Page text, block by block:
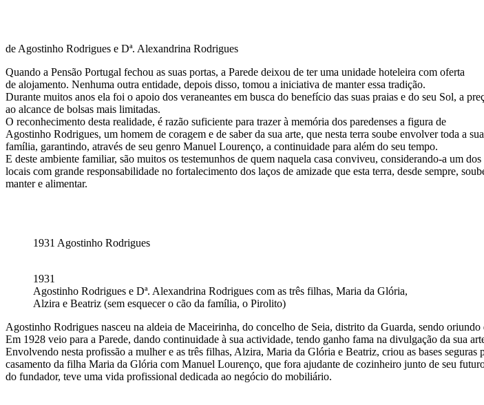
de Agostinho Rodrigues e Dª. Alexandrina Rodrigues
Quando a Pensão Portugal fechou as suas portas, a Parede deixou de ter uma unidade hoteleira com oferta
de alojamento. Nenhuma outra entidade, depois disso, tomou a iniciativa de manter essa tradição.
Durante muitos anos ela foi o apoio dos veraneantes em busca do benefício das suas praias e do seu Sol, a
ao alcance de bolsas mais limitadas.
O reconhecimento desta realidade, é razão suficiente para trazer à memória dos paredenses a figura de
Agostinho Rodrigues, um homem de coragem e de saber da sua arte, que nesta terra soube envolver toda a sua
família, garantindo, através de seu genro Manuel Lourenço, a continuidade para além do seu tempo.
E deste ambiente familiar, são muitos os testemunhos de quem naquela casa conviveu, considerando-a um dos
locais com grande responsabilidade no fortalecimento dos laços de amizade que esta terra, desde sempre,
manter e alimentar.
1931 Agostinho Rodrigues
1931
Agostinho Rodrigues e Dª. Alexandrina Rodrigues com as três filhas, Maria da Glória,
Alzira e Beatriz (sem esquecer o cão da família, o Pirolito)
Agostinho Rodrigues nasceu na aldeia de Maceirinha, do concelho de Seia, distrito da Guarda, sendo
Em 1928 veio para a Parede, dando continuidade à sua actividade, tendo ganho fama na divulgação da sua
Envolvendo nesta profissão a mulher e as três filhas, Alzira, Maria da Glória e Beatriz, criou as bases
casamento da filha Maria da Glória com Manuel Lourenço, que fora ajudante de cozinheiro junto de seu
do fundador, teve uma vida profissional dedicada ao negócio do mobiliário.